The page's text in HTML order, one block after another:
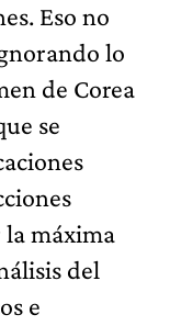
Eso no
lo
de Corea
se
la máxima
del
e